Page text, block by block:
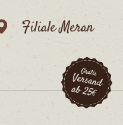
Filiale Meran